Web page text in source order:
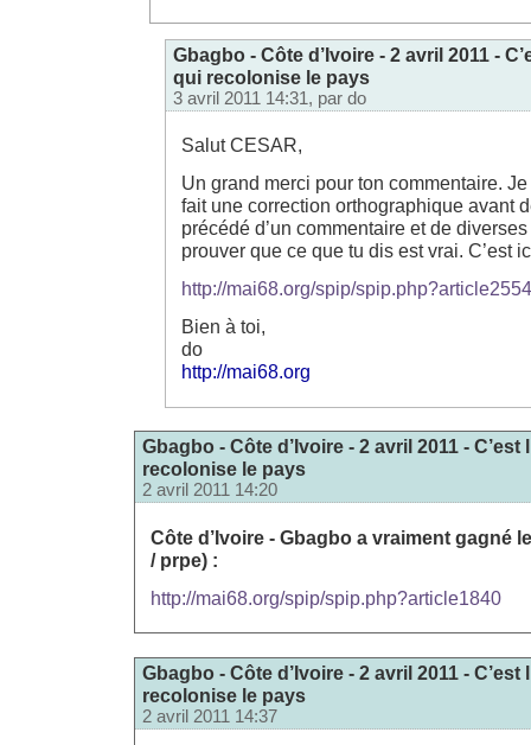
Gbagbo - Côte d’Ivoire - 2 avril 2011 -
qui recolonise le pays
3 avril 2011 14:31, par do
Salut CESAR,
Un grand merci pour ton commentaire. Je
fait une correction orthographique avant
précédé d’un commentaire et de
prouver que ce que tu dis est vrai. C’est
http://mai68.org/spip/spip.php?article2554
Bien à toi,
do
http://mai68.org
Gbagbo - Côte d’Ivoire - 2 avril 2011 -
recolonise le pays
2 avril 2011 14:20
Côte d’Ivoire - Gbagbo a vraiment gagné
/ prpe) :
http://mai68.org/spip/spip.php?article1840
Gbagbo - Côte d’Ivoire - 2 avril 2011 -
recolonise le pays
2 avril 2011 14:37